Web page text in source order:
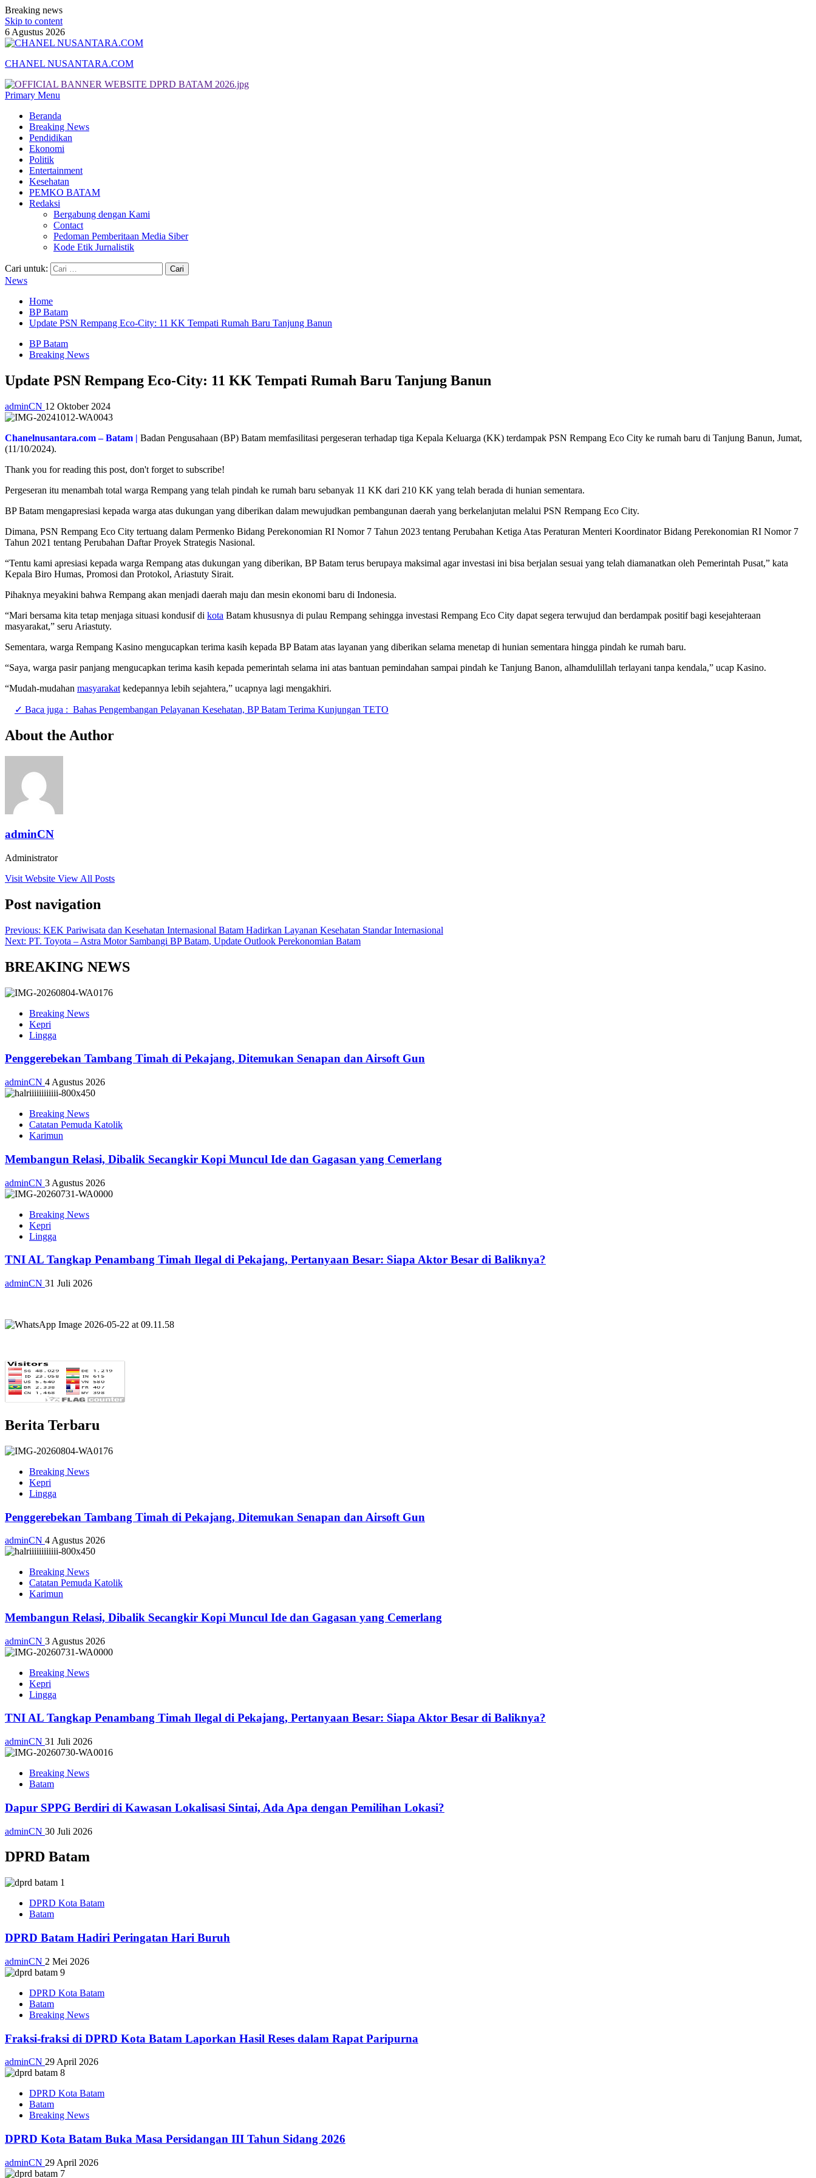
Breaking news
Skip to content
6 Agustus 2026
CHANEL NUSANTARA.COM
Primary Menu
Beranda
Breaking News
Pendidikan
Ekonomi
Politik
Entertainment
Kesehatan
PEMKO BATAM
Redaksi
Bergabung dengan Kami
Contact
Pedoman Pemberitaan Media Siber
Kode Etik Jurnalistik
Cari untuk:
News
Home
BP Batam
Update PSN Rempang Eco-City: 11 KK Tempati Rumah Baru Tanjung Banun
BP Batam
Breaking News
Update PSN Rempang Eco-City: 11 KK Tempati Rumah Baru Tanjung Banun
adminCN 12 Oktober 2024
Chanelnusantara.com – Batam | Badan Pengusahaan (BP) Batam memfasilitasi pergeseran terhadap tiga Kepala Keluarga (KK) terdampak PSN Rempang Eco City ke rumah baru di Tanjung Banun, Jumat,
(11/10/2024).
Thank you for reading this post, don't forget to subscribe!
Pergeseran itu menambah total warga Rempang yang telah pindah ke rumah baru sebanyak 11 KK dari 210 KK yang telah berada di hunian sementara.
BP Batam mengapresiasi kepada warga atas dukungan yang diberikan dalam mewujudkan pembangunan daerah yang berkelanjutan melalui PSN Rempang Eco City.
Dimana, PSN Rempang Eco City tertuang dalam Permenko Bidang Perekonomian RI Nomor 7 Tahun 2023 tentang Perubahan Ketiga Atas Peraturan Menteri Koordinator Bidang Perekonomian RI Nomor 7
Tahun 2021 tentang Perubahan Daftar Proyek Strategis Nasional.
“Tentu kami apresiasi kepada warga Rempang atas dukungan yang diberikan, BP Batam terus berupaya maksimal agar investasi ini bisa berjalan sesuai yang telah diamanatkan oleh Pemerintah Pusat,” kata
Kepala Biro Humas, Promosi dan Protokol, Ariastuty Sirait.
Pihaknya meyakini bahwa Rempang akan menjadi daerah maju dan mesin ekonomi baru di Indonesia.
“Mari bersama kita tetap menjaga situasi kondusif di kota Batam khususnya di pulau Rempang sehingga investasi Rempang Eco City dapat segera terwujud dan berdampak positif bagi kesejahteraan
masyarakat,” seru Ariastuty.
Sementara, warga Rempang Kasino mengucapkan terima kasih kepada BP Batam atas layanan yang diberikan selama menetap di hunian sementara hingga pindah ke rumah baru.
“Saya, warga pasir panjang mengucapkan terima kasih kepada pemerintah selama ini atas bantuan pemindahan sampai pindah ke Tanjung Banon, alhamdulillah terlayani tanpa kendala,” ucap Kasino.
“Mudah-mudahan masyarakat kedepannya lebih sejahtera,” ucapnya lagi mengakhiri.
✓ Baca juga : Bahas Pengembangan Pelayanan Kesehatan, BP Batam Terima Kunjungan TETO
About the Author
adminCN
Administrator
Visit Website View All Posts
Post navigation
Previous: KEK Pariwisata dan Kesehatan Internasional Batam Hadirkan Layanan Kesehatan Standar Internasional
Next: PT. Toyota – Astra Motor Sambangi BP Batam, Update Outlook Perekonomian Batam
BREAKING NEWS
Breaking News
Kepri
Lingga
Penggerebekan Tambang Timah di Pekajang, Ditemukan Senapan dan Airsoft Gun
adminCN 4 Agustus 2026
Breaking News
Catatan Pemuda Katolik
Karimun
Membangun Relasi, Dibalik Secangkir Kopi Muncul Ide dan Gagasan yang Cemerlang
adminCN 3 Agustus 2026
Breaking News
Kepri
Lingga
TNI AL Tangkap Penambang Timah Ilegal di Pekajang, Pertanyaan Besar: Siapa Aktor Besar di Baliknya?
adminCN 31 Juli 2026
Berita Terbaru
Breaking News
Kepri
Lingga
Penggerebekan Tambang Timah di Pekajang, Ditemukan Senapan dan Airsoft Gun
adminCN 4 Agustus 2026
Breaking News
Catatan Pemuda Katolik
Karimun
Membangun Relasi, Dibalik Secangkir Kopi Muncul Ide dan Gagasan yang Cemerlang
adminCN 3 Agustus 2026
Breaking News
Kepri
Lingga
TNI AL Tangkap Penambang Timah Ilegal di Pekajang, Pertanyaan Besar: Siapa Aktor Besar di Baliknya?
adminCN 31 Juli 2026
Breaking News
Batam
Dapur SPPG Berdiri di Kawasan Lokalisasi Sintai, Ada Apa dengan Pemilihan Lokasi?
adminCN 30 Juli 2026
DPRD Batam
DPRD Kota Batam
Batam
DPRD Batam Hadiri Peringatan Hari Buruh
adminCN 2 Mei 2026
DPRD Kota Batam
Batam
Breaking News
Fraksi-fraksi di DPRD Kota Batam Laporkan Hasil Reses dalam Rapat Paripurna
adminCN 29 April 2026
DPRD Kota Batam
Batam
Breaking News
DPRD Kota Batam Buka Masa Persidangan III Tahun Sidang 2026
adminCN 29 April 2026